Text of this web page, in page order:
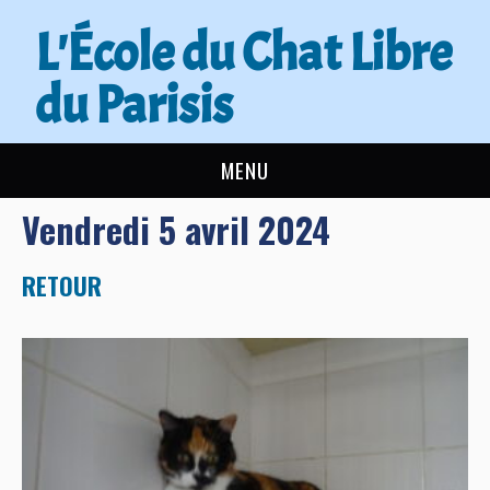
L'École du Chat Libre
du Parisis
MENU
L’ÉCOLE DU CHAT
ACTUALITÉS
ADOPTER
NOUS AIDER
Vendredi 5 avril 2024
RETOUR